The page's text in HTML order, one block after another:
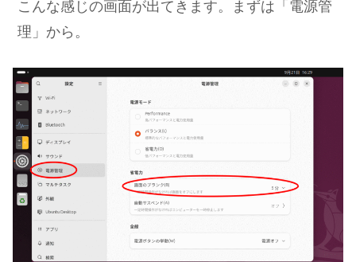
こんな感じの画面が出てきます。まずは「電源管
理」から。